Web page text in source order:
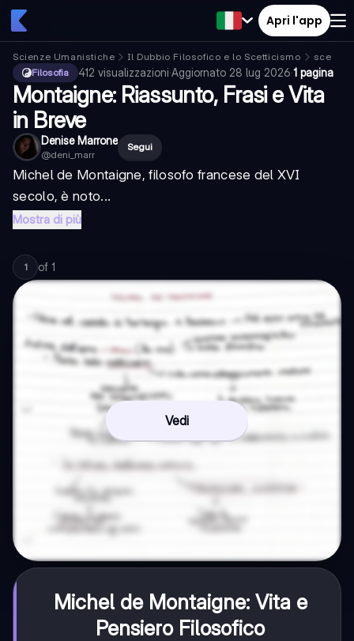
Apri l'app
Scienze Umanistiche Il Dubbio Filosofico e lo Scetticismo
Filosofia
412 visualizzazioni·Aggiornato 28 lug 2026·1 pagina
Montaigne: Riassunto, Frasi e Vita
in Breve
Denise Marrone
@deni_marr
Segui
Michel de Montaigne, filosofo francese del XVI
secolo, è noto...
Mostra di più
1 of 1
Vedi
Michel de Montaigne: Vita e
Pensiero Filosofico